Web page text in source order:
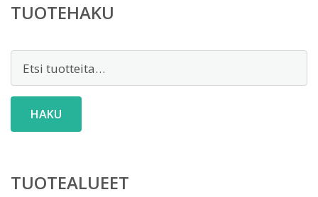
TUOTEHAKU
HAKU
TUOTEALUEET